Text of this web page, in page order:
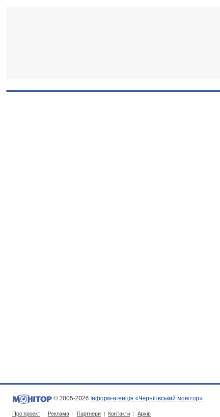
© 2005-2026 Інформ-агенція «Чернігівський монітор»
Про проект | Реклама | Партнери | Контакти | Архів